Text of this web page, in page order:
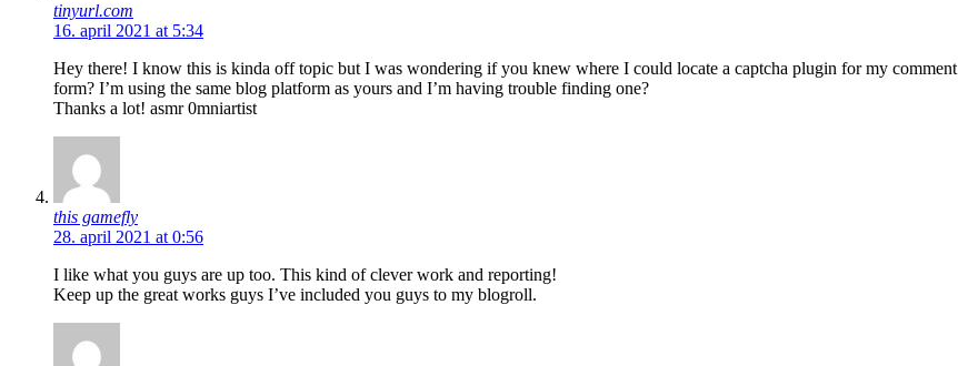
tinyurl.com
16. april 2021 at 5:34
Hey there! I know this is kinda off topic but I was wondering if you knew where I could locate a captcha plugin for my comment
form? I’m using the same blog platform as yours and I’m having trouble finding one?
Thanks a lot! asmr 0mniartist
this gamefly
28. april 2021 at 0:56
I like what you guys are up too. This kind of clever work and reporting!
Keep up the great works guys I’ve included you guys to my blogroll.